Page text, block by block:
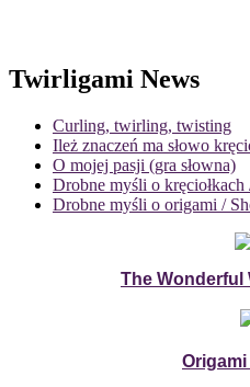
Twirligami News
Curling, twirling, twisting
Ileż znaczeń ma słowo
O mojej pasji (gra słowna)
Drobne myśli o
Drobne myśli o origami /
The Wonderful